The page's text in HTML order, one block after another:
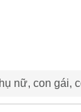
nữ, con gái,